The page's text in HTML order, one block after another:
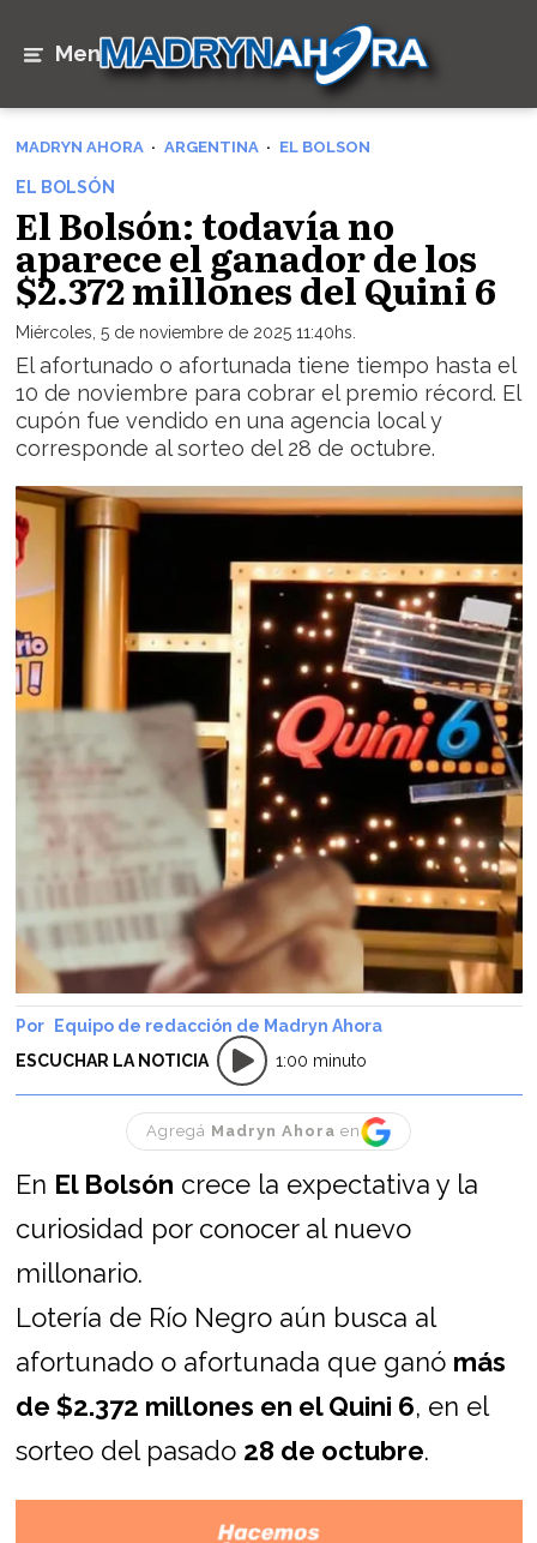
Menú
MADRYN AHORA ARGENTINA EL BOLSON
EL BOLSÓN
El Bolsón: todavía no
aparece el ganador de los
$2.372 millones del Quini 6
Miércoles, 5 de noviembre de 2025 11:40hs.
El afortunado o afortunada tiene tiempo hasta el
10 de noviembre para cobrar el premio récord. El
cupón fue vendido en una agencia local y
corresponde al sorteo del 28 de octubre.
Equipo de redacción de Madryn Ahora
ESCUCHAR LA NOTICIA
1:00 minuto
Agregá Madryn Ahora en
En El Bolsón crece la expectativa y la
curiosidad por conocer al nuevo
millonario.
Lotería de Río Negro aún busca al
afortunado o afortunada que ganó más
de $2.372 millones en el Quini 6, en el
sorteo del pasado 28 de octubre.